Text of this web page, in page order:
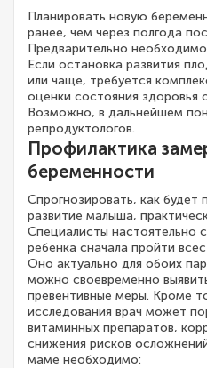
Планировать новую
ранее, чем через полгода
Предварительно
Если остановка развития
или чаще, требуется
оценки состояния здоровья
Возможно, в дальнейшем
репродуктологов.
Профилактика
беременности
Спрогнозировать, как будет
развитие малыша,
Специалисты настоятельно
ребенка сначала пройти
Оно актуально для обоих
можно своевременно
превентивные меры. Кроме
исследования врач может
витаминных препаратов,
снижения рисков
маме необходимо: